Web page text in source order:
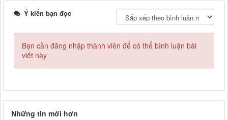
Ý kiến bạn đọc
Bạn cần đăng nhập thành viên để có thể bình luận bài
viết này
Những tin mới hơn